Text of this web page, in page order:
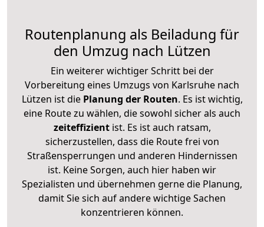
Routenplanung als Beiladung für
den Umzug nach Lützen
Ein weiterer wichtiger Schritt bei der
Vorbereitung eines Umzugs von Karlsruhe nach
Lützen ist diePlanung der Routen. Es ist wichtig,
eine Route zu wählen, die sowohl sicher als auch
zeiteffizientist. Es ist auch ratsam,
sicherzustellen, dass die Route frei von
Straßensperrungen und anderen Hindernissen
ist. Keine Sorgen, auch hier haben wir
Spezialisten und übernehmen gerne die Planung,
damit Sie sich auf andere wichtige Sachen
konzentrieren können.